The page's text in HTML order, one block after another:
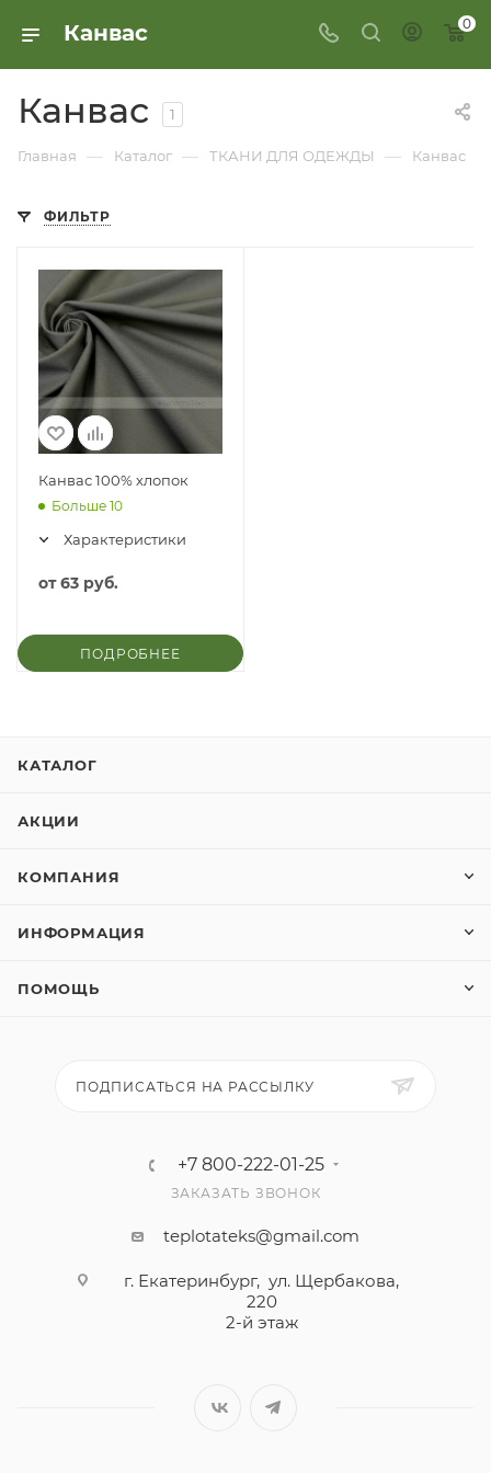
Канвас 0
Канвас 1
Главная — Каталог — ТКАНИ ДЛЯ ОДЕЖДЫ — Канвас
ФИЛЬТР
Канвас 100% хлопок
Больше 10
Характеристики
от63 руб.
ПОДРОБНЕЕ
КАТАЛОГ
АКЦИИ
КОМПАНИЯ
ИНФОРМАЦИЯ
ПОМОЩЬ
ПОДПИСАТЬСЯ НА РАССЫЛКУ
+7 800-222-01-25
ЗАКАЗАТЬ ЗВОНОК
teplotateks@gmail.com
г. Екатеринбург, ул. Щербакова,
220
2-й этаж